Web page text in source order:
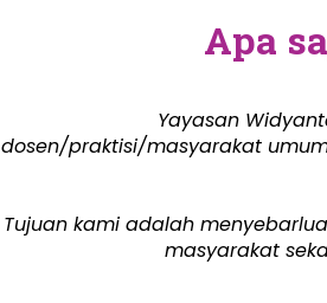
Apa
Yayasan
dosen/praktisi/masyarakat
Tujuan kami adalah
masyarakat